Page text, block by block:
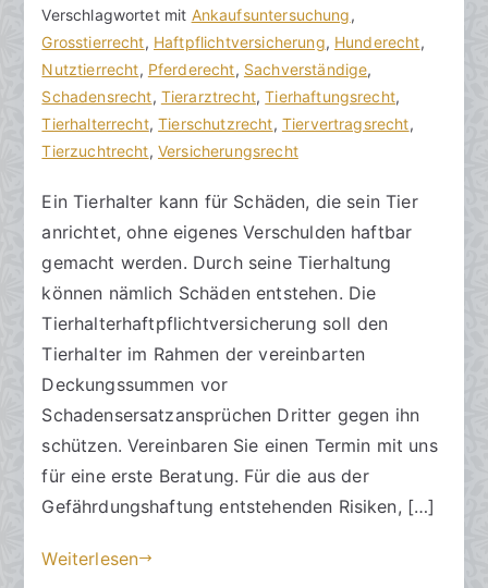
k
R
e
c
h
t
a
n
w
ä
l
v
e
r
ö
f
f
n
t
l
i
c
a
m
2
9
.
e
Verschlagwortet mit Ankaufsuntersuchung,
Grosstierrecht, Haftpflichtversicherung, Hunderecht,
Nutztierrecht, Pferderecht, Sachverständige,
Schadensrecht, Tierarztrecht,Tierhaftungsrecht,
Tierhalterrecht,Tierschutzrecht, Tiervertragsrecht,
Tierzuchtrecht, Versicherungsrecht
m
m
e
n
t
a
e
zu
Tierhalter
brauchen
eine
Haftpflichtversicherung
Ein Tierhalter kann für Schäden, die sein Tier
anrichtet, ohne eigenes Verschulden haftbar
gemacht werden. Durch seine Tierhaltung
können nämlich Schäden entstehen. Die
Tierhalterhaftpflichtversicherung soll den
Tierhalter im Rahmen der vereinbarten
Deckungssummen vor
Schadensersatzansprüchen Dritter gegen ihn
schützen. Vereinbaren Sie einen Termin mit uns
für eine erste Beratung. Für die aus der
Gefährdungshaftung entstehenden Risiken, […]
Weiterlesen